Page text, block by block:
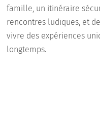
famille, un itinéraire
rencontres ludiques, et
vivre des expériences
longtemps.